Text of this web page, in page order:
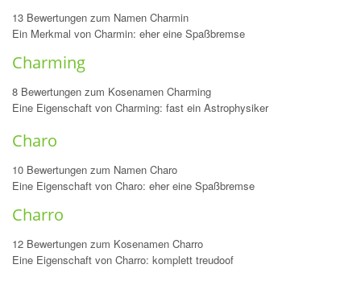
13 Bewertungen zum Namen Charmin
Ein Merkmal von Charmin: eher eine Spaßbremse
Charming
8 Bewertungen zum Kosenamen Charming
Eine Eigenschaft von Charming: fast ein Astrophysiker
Charo
10 Bewertungen zum Namen Charo
Eine Eigenschaft von Charo: eher eine Spaßbremse
Charro
12 Bewertungen zum Kosenamen Charro
Eine Eigenschaft von Charro: komplett treudoof